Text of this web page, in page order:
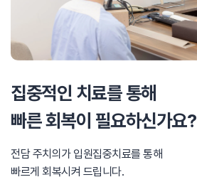
집중적인 치료를 통해
빠른 회복이 필요하신가요?
전담 주치의가 입원집중치료를 통해
빠르게 회복시켜 드립니다.